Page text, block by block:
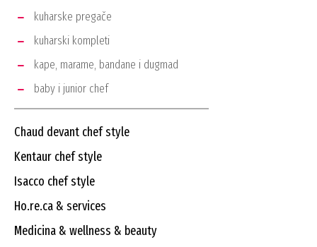
kuharske pregače
kuharski kompleti
kape, marame, bandane i dugmad
baby i junior chef
chaud devant chef style
kentaur chef style
isacco chef style
ho.re.ca & services
medicina & wellness & beauty